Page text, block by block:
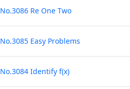
No.3086 Re One Two
No.3085 Easy Problems
No.3084 Identify f(x)